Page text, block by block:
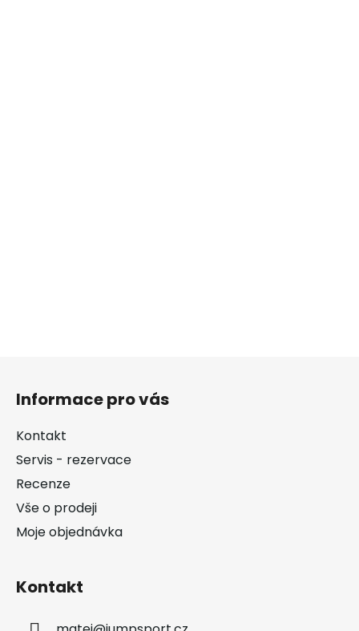
Informace pro vás
Kontakt
Servis - rezervace
Recenze
Vše o prodeji
Moje objednávka
Kontakt